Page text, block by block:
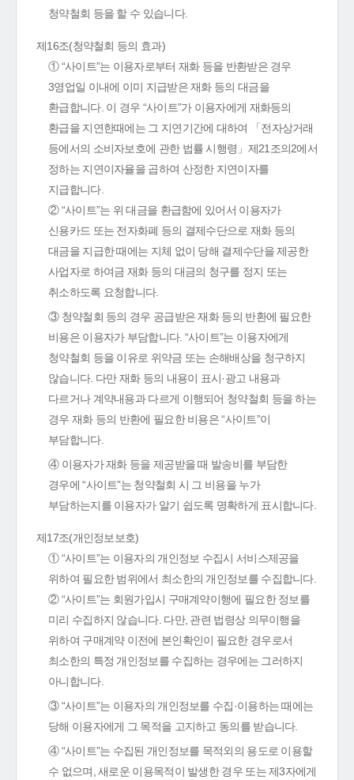
청약철회 등을 할 수 있습니다.
제16조(청약철회 등의 효과)
① “사이트”는 이용자로부터 재화 등을 반환받은 경우
3영업일 이내에 이미 지급받은 재화 등의 대금을
환급합니다. 이 경우 “사이트”가 이용자에게 재화등의
환급을 지연한때에는 그 지연기간에 대하여 「전자상거래
등에서의 소비자보호에 관한 법률 시행령」제21조의2에서
정하는 지연이자율을 곱하여 산정한 지연이자를
지급합니다.
② “사이트”는 위 대금을 환급함에 있어서 이용자가
신용카드 또는 전자화폐 등의 결제수단으로 재화 등의
대금을 지급한 때에는 지체 없이 당해 결제수단을 제공한
사업자로 하여금 재화 등의 대금의 청구를 정지 또는
취소하도록 요청합니다.
③ 청약철회 등의 경우 공급받은 재화 등의 반환에 필요한
비용은 이용자가 부담합니다. “사이트”는 이용자에게
청약철회 등을 이유로 위약금 또는 손해배상을 청구하지
않습니다. 다만 재화 등의 내용이 표시·광고 내용과
다르거나 계약내용과 다르게 이행되어 청약철회 등을 하는
경우 재화 등의 반환에 필요한 비용은 “사이트”이
부담합니다.
④ 이용자가 재화 등을 제공받을 때 발송비를 부담한
경우에 “사이트”는 청약철회 시 그 비용을 누가
부담하는지를 이용자가 알기 쉽도록 명확하게 표시합니다.
제17조(개인정보보호)
① “사이트”는 이용자의 개인정보 수집시 서비스제공을
위하여 필요한 범위에서 최소한의 개인정보를 수집합니다.
② “사이트”는 회원가입시 구매계약이행에 필요한 정보를
미리 수집하지 않습니다. 다만, 관련 법령상 의무이행을
위하여 구매계약 이전에 본인확인이 필요한 경우로서
최소한의 특정 개인정보를 수집하는 경우에는 그러하지
아니합니다.
③ “사이트”는 이용자의 개인정보를 수집·이용하는 때에는
당해 이용자에게 그 목적을 고지하고 동의를 받습니다.
④ “사이트”는 수집된 개인정보를 목적외의 용도로 이용할
수 없으며, 새로운 이용목적이 발생한 경우 또는 제3자에게